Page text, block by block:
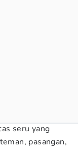
seru yang
pasangan,